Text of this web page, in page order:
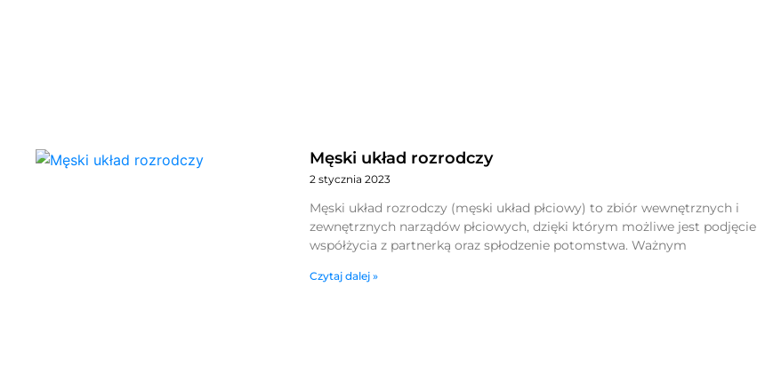
Męski układ rozrodczy
2 stycznia 2023
Męski układ rozrodczy (męski układ płciowy) to zbiór wewnętrznych i
zewnętrznych narządów płciowych, dzięki którym możliwe jest podjęcie
współżycia z partnerką oraz spłodzenie potomstwa. Ważnym
Czytaj dalej »